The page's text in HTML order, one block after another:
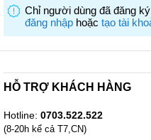
Đèn LED tự động báo hiệu
Đế xoay 360 độ tiện lợi
Chỉ người dùng đã đăng
đăng nhập hoặc tạo tài
HỖ TRỢ KHÁCH HÀNG
Hotline: 0703.522.522
(8-20h kể cả T7,CN)